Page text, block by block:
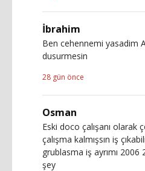
İbrahim
Ben cehennemi yasadim
dusurmesin
28 gün önce
Osman
Eski doco çalışanı
çalışma kalmışsın iş
grublasma iş ayrımı 2006
şey